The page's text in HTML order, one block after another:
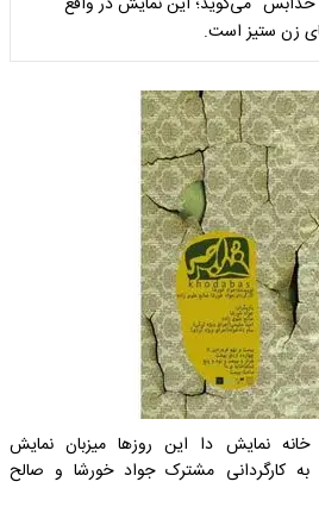
زن ستیز است.
خانه نمایش دا این روزها میزبان نمایش
کارگردانی مشترک جواد خورشا و صالح